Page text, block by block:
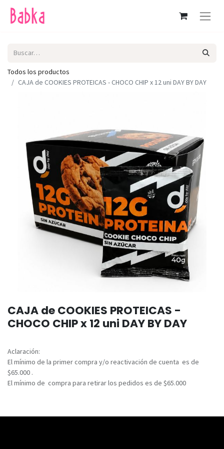
Todos los productos
CAJA de COOKIES PROTEICAS - CHOCO CHIP x 12 uni DAY BY DAY
CAJA de COOKIES PROTEICAS -
CHOCO CHIP x 12 uni DAY BY DAY
Aclaración:
El mínimo de la primer compra y/o reactivación de cuenta es de
$65.000 .
El mínimo de compra para retirar los pedidos es de $65.000